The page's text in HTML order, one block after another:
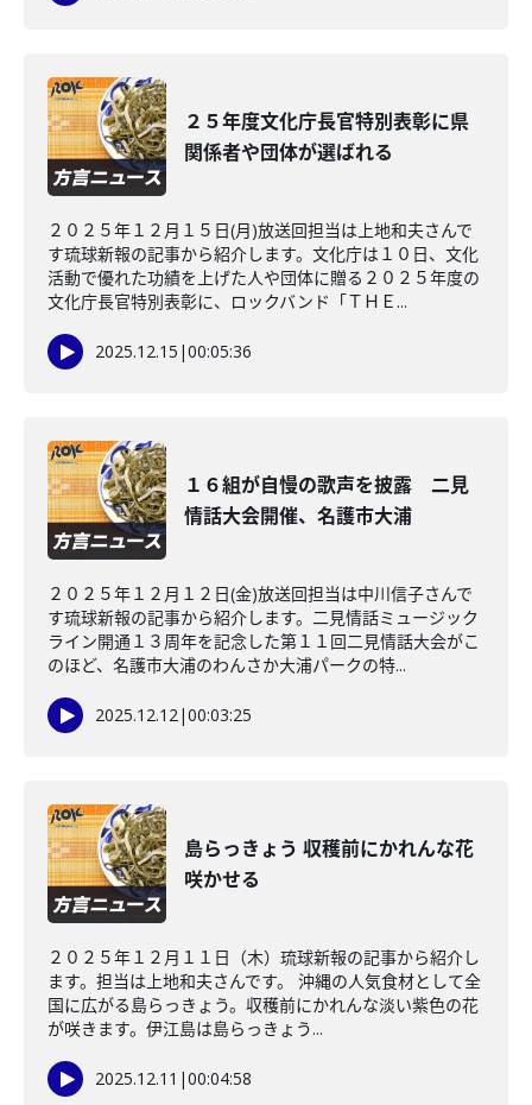
２５年度文化庁長官特別表彰に県
関係者や団体が選ばれる
２０２５年１２月１５日(月)放送回担当は上地和夫さんで
す琉球新報の記事から紹介します。文化庁は１０日、文化
活動で優れた功績を上げた人や団体に贈る２０２５年度の
文化庁長官特別表彰に、ロックバンド「ＴＨＥ...
2025.12.15 |00:05:36
１６組が自慢の歌声を披露 二見
情話大会開催、名護市大浦
２０２５年１２月１２日(金)放送回担当は中川信子さんで
す琉球新報の記事から紹介します。二見情話ミュージック
ライン開通１３周年を記念した第１１回二見情話大会がこ
のほど、名護市大浦のわんさか大浦パークの特...
2025.12.12|00:03:25
島らっきょう 収穫前にかれんな花
咲かせる
２０２５年１２月１１日（木）琉球新報の記事から紹介し
ます。担当は上地和夫さんです。 沖縄の人気食材として全
国に広がる島らっきょう。収穫前にかれんな淡い紫色の花
が咲きます。伊江島は島らっきょう...
2025.12.11 |00:04:58